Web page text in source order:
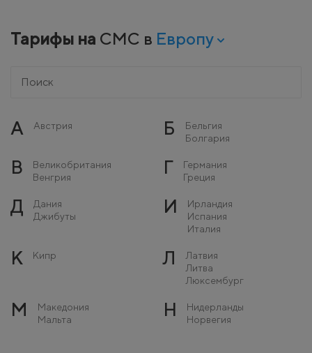
Тарифы на СМС в Европу
А Австрия Б
Бельгия
Болгария
В
Великобритания
Венгрия
Г
Германия
Греция
Д
Дания
Джибуты
И
Ирландия
Испания
Италия
К Кипр Л
Латвия
Литва
Люксембург
М
Македония
Мальта
Н
Нидерланды
Норвегия